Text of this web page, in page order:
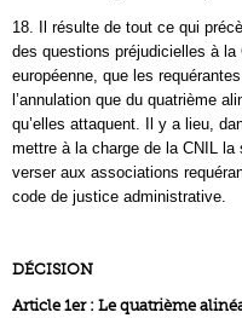
18. Il résulte de tout ce qui
des questions préjudicielles à la
européenne, que les
l’annulation que du quatrième
qu’elles attaquent. Il y a lieu,
mettre à la charge de la CNIL
verser aux associations
code de justice administrative.
DÉCISION
Article 1er : Le quatrième